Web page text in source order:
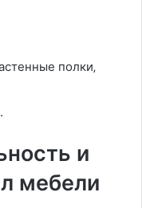
полки‚
и
мебели